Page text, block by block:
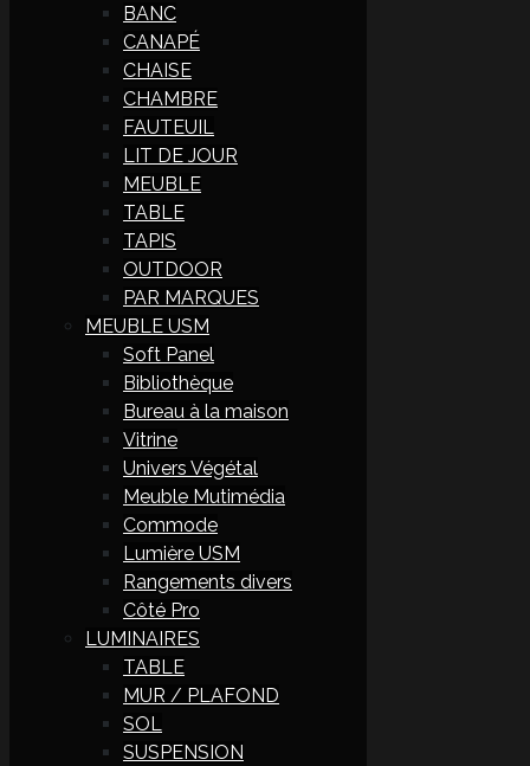
BANC
CANAPÉ
CHAISE
CHAMBRE
FAUTEUIL
LIT DE JOUR
MEUBLE
TABLE
TAPIS
OUTDOOR
PAR MARQUES
MEUBLE USM
Soft Panel
Bibliothèque
Bureau à la maison
Vitrine
Univers Végétal
Meuble Mutimédia
Commode
Lumière USM
Rangements divers
Côté Pro
LUMINAIRES
TABLE
MUR / PLAFOND
SOL
SUSPENSION